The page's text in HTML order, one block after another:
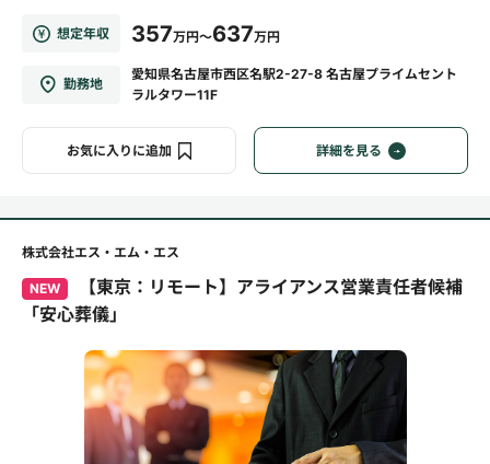
想定年収 357万円～637万円
勤務地
愛知県名古屋市西区名駅2-27-8 名古屋プライムセント
ラルタワー11F
お気に入りに追加 詳細を見る
株式会社エス・エム・エス
NEW
【東京：リモート】アライアンス営業責任者候補
「安心葬儀」